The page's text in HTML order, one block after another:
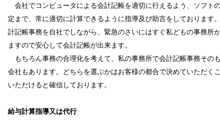
会社でコンピュータによる会計記帳を適切に行えるよう、ソフト
定まで、常に適切に計算できるように指導及び助言をしております
計記帳事務を自社でしながら、緊急のさいにはすぐ私どもの事務所
ますので安心して会計記帳が出来ます。
もちろん事務の合理化を考えて、私の事務所で会計記帳事務その
会社もあります。どちらを選ぶかはお客様の都合で決めていただく
いただけると確信しております。
給与計算指導又は代行